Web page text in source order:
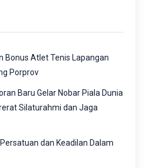
Bonus Atlet Tenis Lapangan
Porprov
Baru Gelar Nobar Piala Dunia
Silaturahmi dan Jaga
dan Keadilan Dalam